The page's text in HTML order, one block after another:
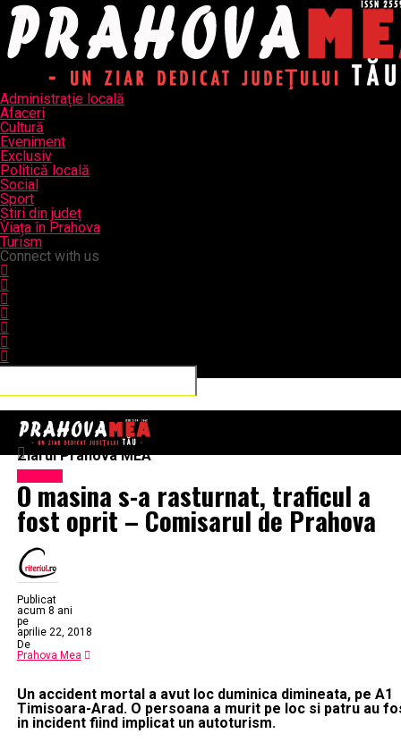
Administrație locală
Afaceri
Cultură
Eveniment
Exclusiv
Politică locală
Social
Sport
Știri din județ
Viața în Prahova
Turism
Connect with us
Ziarul Prahova MEA
O masina s-a rasturnat, traficul a
fost oprit – Comisarul de Prahova
Publicat
acum 8 ani
pe
aprilie 22, 2018
De
Prahova Mea
Un accident mortal a avut loc duminica dimineata, pe A1
Timisoara-Arad. O persoana a murit pe loc si patru au
in incident fiind implicat un autoturism.